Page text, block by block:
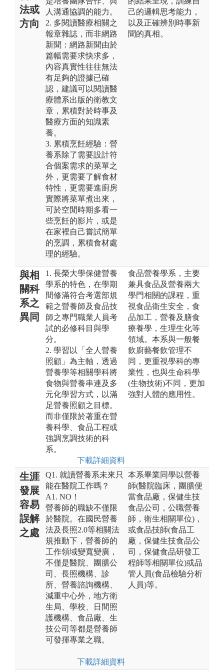
法或
方向
人溝通協調的能力。
2. 多閱讀醫療相關之
報章雜誌，而非網路
新聞：網路新聞由於
篇幅需要求快求多，
內容真實性往往無法
有足夠的證據已確
認，建議可以閱讀醫
療體系出版的衛教文
章，累積對於時事及
醫療方面的知識素
養。
3. 累積烹飪經驗：營
養系除了需要設計符
合個案需求的菜單之
外，更需要了解食材
特性，更需要進廚房
實際將菜單煮出來，
可於空閒時期多看一
些烹飪的影片，或是
在家裡自己嘗試簡單
的烹調，累積食材處
理的經驗。
己的邏輯思考能力，
以及正確辨別時事新
聞的真相。
與相
關科
系之
異同
1. 長榮大學保健營養
學系的特色，在學期
間修滿符合考選部規
範之營養師及食品技
師之專門職業人員考
試的必修科目與學
分。
2. 學習以「全人營養
照顧」為主軸，透過
營養學等相關學科將
食物與營養串連及多
元化學習方式，以滿
足營養照顧之目標。
而非僅限於著重在營
養科學、食品工程或
強調烹調技術的科
系。
下載詳細資料
食品營養學系，主要
兼具食品及營養兩大
學門相關的課程，重
視食品衛生安全，食
品加工，營養及膳食
療養學，生理生化等
領域。本系與一般餐
飲廚藝餐飲管理不
同，更重視學科的專
業性，也與生命科學
(生物技術)不同，更加
強對人體的應用性。
生涯
發展
容易
誤解
之處
Q1. 就讀營養系未來只
能在醫院工作嗎？
A1. NO！
營養師的職缺不僅限
於醫院。在國民營養
法及長照2.0等相關法
規推動下，營養師的
工作領域變寬變廣，
不僅是醫院、團膳公
司、長照機構、診
所、營養諮詢機構、
減重中心外，地方衛
生局、學校、日間照
護機構、食品廠、生
技公司等都是營養師
可發揮專業之職。
下載詳細資料
本系畢業同學以營養
師(醫院臨床，團膳便
當食品廠，保健生技
食品公司，公職營養
師，衛生相關單位)，
或食品技師(食品工
廠，保健生技食品公
司，保健食品研發工
程師等相關單位)或品
管人員(食品檢驗分析
人員)等。